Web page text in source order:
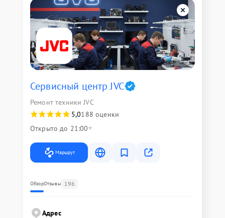
Сервисный центр JVC
Ремонт техники JVC
5,0188 оценки
Открыто до 21:00
Маршрут
ОбзорОтзывы 196
Адрес